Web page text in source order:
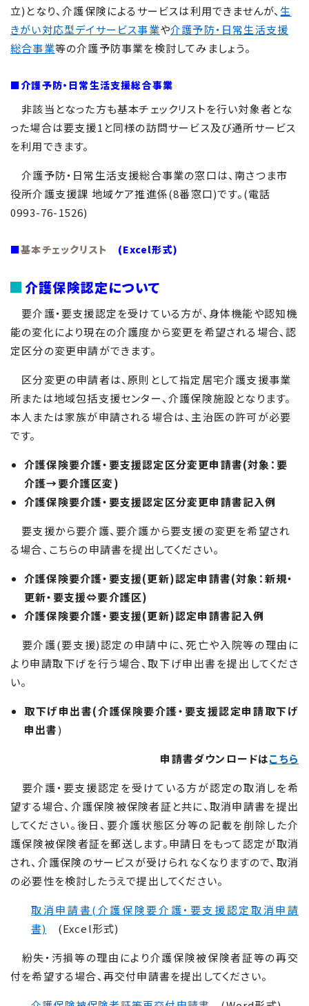
立)となり、介護保険によるサービスは利用できませんが、 生
きがい対応型デイサービス事業や介護予防・日常生活支援
総合事業等の介護予防事業を検討してみましょう。
■介護予防・日常生活支援総合事業
非該当となった方も基本チェックリストを行い対象者とな
った場合は要支援1と同様の訪問サービス及び通所サービス
を利用できます。
介護予防・日常生活支援総合事業の窓口は、南さつま市
役所介護支援課 地域ケア推進係(8番窓口)です。(電話
0993-76-1526)
■基本チェックリスト (Excel形式)
介護保険認定について
要介護・要支援認定を受けている方が、身体機能や認知機
能の変化により現在の介護度から変更を希望される場合、認
定区分の変更申請ができます。
区分変更の申請者は、原則として指定居宅介護支援事業
所または地域包括支援センター、介護保険施設となります。
本人または家族が申請される場合は、主治医の許可が必要
です。
介護保険要介護・要支援認定区分変更申請書(対象：要
介護→要介護区変)
介護保険要介護・要支援認定区分変更申請書記入例
要支援から要介護、要介護から要支援の変更を希望され
る場合、こちらの申請書を提出してください。
介護保険要介護・要支援(更新)認定申請書(対象：新規・
更新・要支援⇔要介護区)
介護保険要介護・要支援(更新)認定申請書記入例
要介護(要支援)認定の申請中に、死亡や入院等の理由に
より申請取下げを行う場合、取下げ申出書を提出してくださ
い。
取下げ申出書(介護保険要介護・要支援認定申請取下げ
申出書)
申請書ダウンロードはこちら
要介護・要支援認定を受けている方が認定の取消しを希
望する場合、介護保険被保険者証と共に、取消申請書を提出
してください。後日、要介護状態区分等の記載を削除した介
護保険被保険者証を郵送します。申請日をもって認定が取消
され、介護保険のサービスが受けられなくなりますので、取消
の必要性を検討したうえで提出してください。
取消申請書(介護保険要介護・要支援認定取消申請
書)
(Excel形式)
紛失・汚損等の理由により介護保険被保険者証等の再交
付を希望する場合、再交付申請書を提出してください。